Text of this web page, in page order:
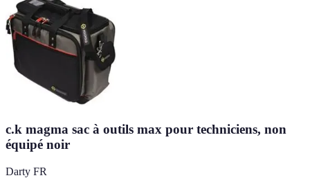
c.k magma sac à outils max pour techniciens, non
équipé noir
Darty FR